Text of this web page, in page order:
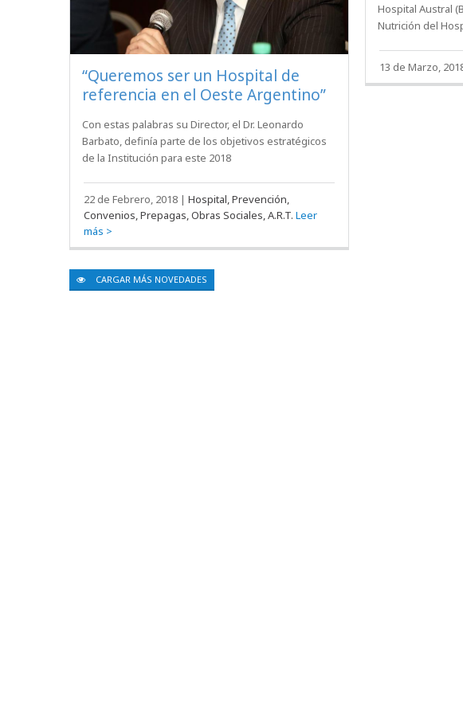
Hospital Austral
Nutrición del
13 de Marzo,
“Queremos ser un Hospital de
referencia en el Oeste Argentino”
Con estas palabras su Director, el Dr. Leonardo
Barbato, definía parte de los objetivos estratégicos
de la Institución para este 2018
22 de Febrero, 2018 |Hospital, Prevención,
Convenios, Prepagas, Obras Sociales, A.R.T. Leer
más >
CARGAR MÁS NOVEDADES